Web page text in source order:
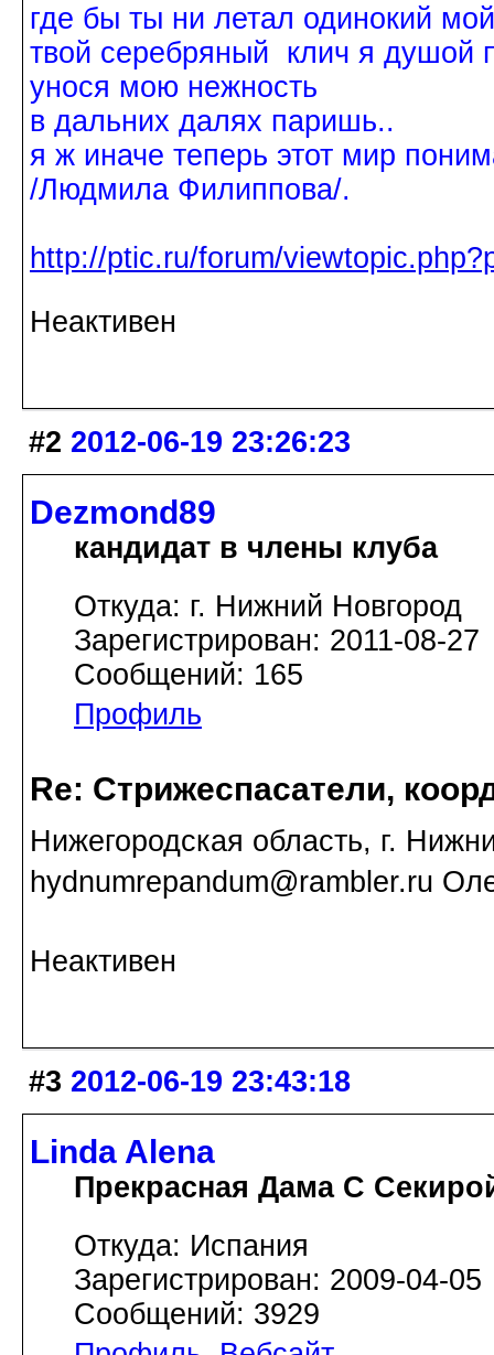
где бы ты ни летал одинокий
твой серебряный клич я душой
унося мою нежность
в дальних далях паришь..
я ж иначе теперь этот мир
/Людмила Филиппова/.
http://ptic.ru/forum/
Неактивен
#2 2012-06-19 23:26:23
Dezmond89
кандидат в члены клуба
Откуда: г. Нижний Новгород
Зарегистрирован: 2011-08-27
Сообщений: 165
Профиль
Re: Стрижеспасатели,
Нижегородская область, г.
hydnumrepandum@rambler.ru
Неактивен
#3 2012-06-19 23:43:18
Linda Alena
Прекрасная Дама С
Откуда: Испания
Зарегистрирован: 2009-04-05
Сообщений: 3929